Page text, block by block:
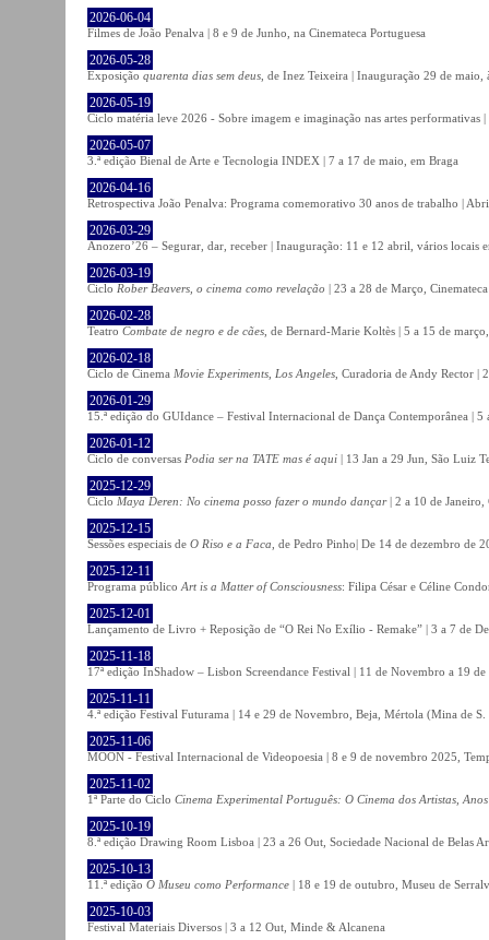
2026-06-04
Filmes de João Penalva | 8 e 9 de Junho, na Cinemateca Portuguesa
2026-05-28
Exposição quarenta dias sem deus , de Inez Teixeira | Inauguração 29 de
2026-05-19
Ciclo matéria leve 2026 - Sobre imagem e imaginação nas artes
2026-05-07
3.ª edição Bienal de Arte e Tecnologia INDEX | 7 a 17 de maio, em Braga
2026-04-16
Retrospectiva João Penalva: Programa comemorativo 30 anos de trabalho |
2026-03-29
Anozero’26 – Segurar, dar, receber | Inauguração: 11 e 12 abril, vários locais
2026-03-19
Ciclo Rober Beavers, o cinema como revelação | 23 a 28 de Março,
2026-02-28
Teatro Combate de negro e de cães , de Bernard-Marie Koltès | 5 a 15 de
2026-02-18
Ciclo de Cinema Movie Experiments, Los Angeles , Curadoria de Andy Rector
2026-01-29
15.ª edição do GUIdance – Festival Internacional de Dança Contemporânea |
2026-01-12
Ciclo de conversas Podia ser na TATE mas é aqui | 13 Jan a 29 Jun, São Luiz
2025-12-29
Ciclo Maya Deren: No cinema posso fazer o mundo dançar| 2 a 10 de Janeiro,
2025-12-15
Sessões especiais de O Riso e a Faca , de Pedro Pinho| De 14 de dezembro de
2025-12-11
Programa público Art is a Matter of Consciousness: Filipa César e Céline
2025-12-01
Lançamento de Livro + Reposição de “O Rei No Exílio - Remake” | 3 a 7 de
2025-11-18
17ª edição InShadow – Lisbon Screendance Festival | 11 de Novembro a 19
2025-11-11
4.ª edição Festival Futurama | 14 e 29 de Novembro, Beja, Mértola (Mina de
2025-11-06
MOON - Festival Internacional de Videopoesia | 8 e 9 de novembro 2025,
2025-11-02
1ª Parte do Ciclo Cinema Experimental Português: O Cinema dos Artistas,
2025-10-19
8.ª edição Drawing Room Lisboa | 23 a 26 Out, Sociedade Nacional de Belas
2025-10-13
11.ª edição O Museu como Performance | 18 e 19 de outubro, Museu de
2025-10-03
Festival Materiais Diversos | 3 a 12 Out, Minde & Alcanena